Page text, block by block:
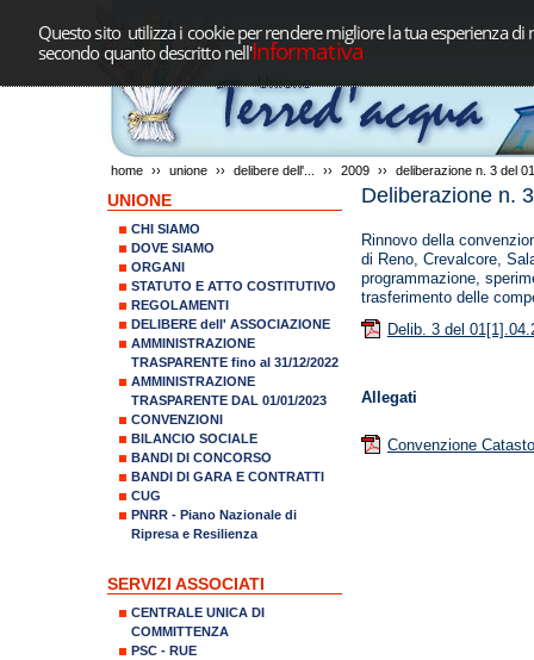
Questo sito utilizza i cookie per rendere migliore la tua esperienza
secondo quanto descritto nell'Informativa
home ›› unione ›› delibere dell'... ›› 2009 ›› deliberazione n. 3 del
UNIONE
CHI SIAMO
DOVE SIAMO
ORGANI
STATUTO E ATTO COSTITUTIVO
REGOLAMENTI
DELIBERE dell' ASSOCIAZIONE
AMMINISTRAZIONE
TRASPARENTE fino al 31/12/2022
AMMINISTRAZIONE
TRASPARENTE DAL 01/01/2023
CONVENZIONI
BILANCIO SOCIALE
BANDI DI CONCORSO
BANDI DI GARA E CONTRATTI
CUG
PNRR - Piano Nazionale di
Ripresa e Resilienza
SERVIZI ASSOCIATI
CENTRALE UNICA DI
COMMITTENZA
PSC - RUE
Deliberazione n.
Rinnovo della
di Reno, Crevalcore,
programmazione,
trasferimento delle
Delib. 3 del
Allegati
Convenzione